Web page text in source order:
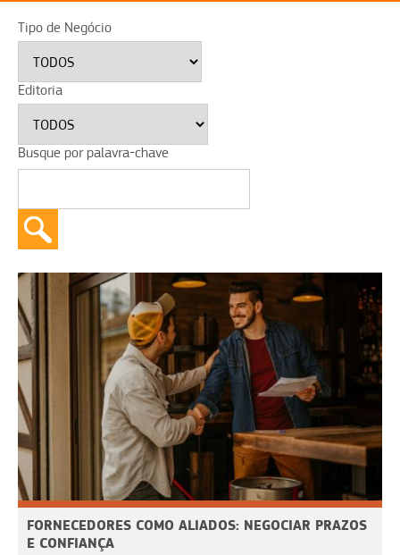
Tipo de Negócio
Editoria
Busque por palavra-chave
FORNECEDORES COMO ALIADOS: NEGOCIAR PRAZOS
E CONFIANÇA